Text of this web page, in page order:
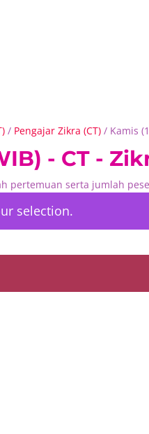
/ Pengajar Zikra (CT) / Kamis
- CT -
pertemuan serta jumlah
selection.